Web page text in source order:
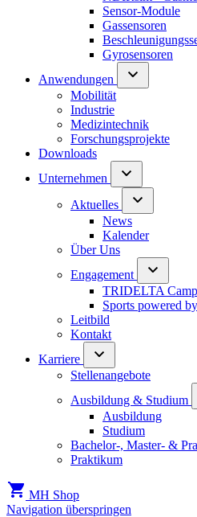
Sensor-Module
Gassensoren
Gyrosensoren
Anwendungen
Mobilität
Industrie
Medizintechnik
Forschungsprojekte
Downloads
Unternehmen
Aktuelles
News
Kalender
Über Uns
Engagement
TRIDELTA
Sports powered
Leitbild
Kontakt
Karriere
Stellenangebote
Ausbildung & Studium
Ausbildung
Studium
Bachelor-, Master- &
Praktikum
MH Shop
Navigation überspringen